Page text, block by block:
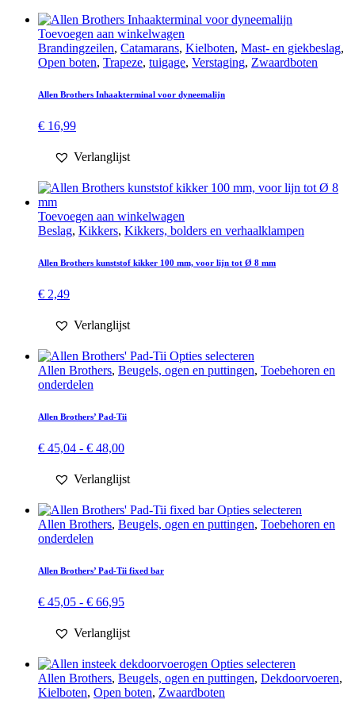
Toevoegen aan winkelwagen
Branding­­­zeilen, Catamarans, Kielboten, Mast- en giekbeslag,
Open boten, Trapeze, tuigage, Verstaging, Zwaard­boten
Allen Brothers Inhaakterminal voor dyneemalijn
€ 16,99
Verlanglijst
Toevoegen aan winkelwagen
Beslag, Kikkers, Kikkers, bolders en verhaal­klampen
Allen Brothers kunststof kikker 100 mm, voor lijn tot Ø 8 mm
€ 2,49
Verlanglijst
Opties selecteren
product
de
productpagina
Allen Brothers, Beugels, ogen en puttingen, Toebehoren en
onderdelen
Allen Brothers’ Pad-Tii
€ 45,04 - € 48,00Prijsklasse:
tot
Verlanglijst
Opties selecteren
product
Allen Brothers, Beugels, ogen en puttingen, Toebehoren en
onderdelen
Allen Brothers’ Pad-Tii fixed bar
€ 45,05 - € 66,95Prijsklasse:
tot
Verlanglijst
Opties selecteren
product
Allen Brothers, Beugels, ogen en puttingen, Dekdoorvoeren,
Kielboten, Open boten, Zwaard­boten